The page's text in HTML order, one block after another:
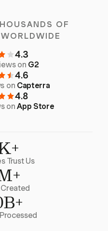
OF
4.3
on G2
4.6
on Capterra
4.8
onApp Store
Trust Us
Created